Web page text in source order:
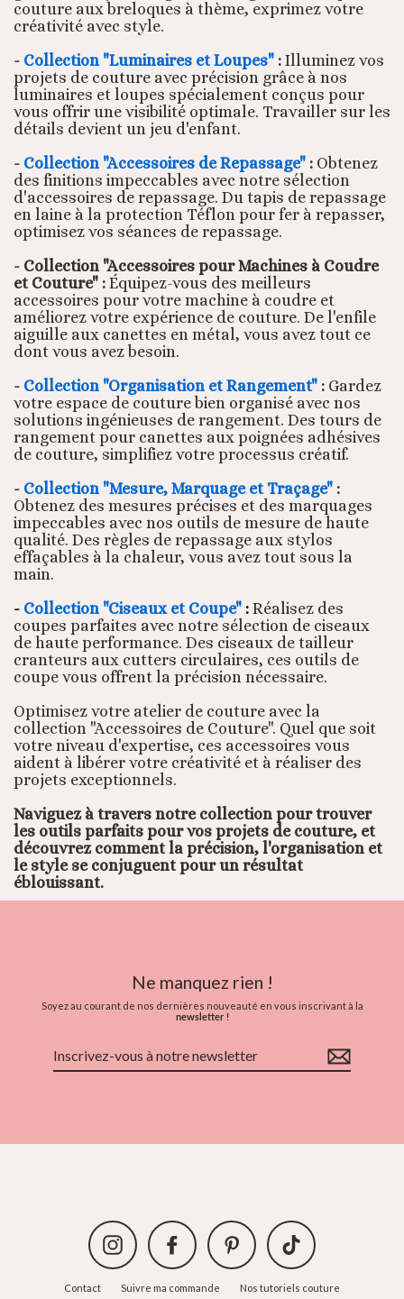
couture aux breloques à thème, exprimez votre
créativité avec style.
- Collection "Luminaires et Loupes" : Illuminez vos
projets de couture avec précision grâce à nos
luminaires et loupes spécialement conçus pour
vous offrir une visibilité optimale. Travailler sur les
détails devient un jeu d'enfant.
- Collection "Accessoires de Repassage" : Obtenez
des finitions impeccables avec notre sélection
d'accessoires de repassage. Du tapis de repassage
en laine à la protection Téflon pour fer à repasser,
optimisez vos séances de repassage.
- Collection "Accessoires pour Machines à Coudre
et Couture" : Équipez-vous des meilleurs
accessoires pour votre machine à coudre et
améliorez votre expérience de couture. De l'enfile
aiguille aux canettes en métal, vous avez tout ce
dont vous avez besoin.
- Collection "Organisation et Rangement" : Gardez
votre espace de couture bien organisé avec nos
solutions ingénieuses de rangement. Des tours de
rangement pour canettes aux poignées adhésives
de couture, simplifiez votre processus créatif.
- Collection "Mesure, Marquage et Traçage" :
Obtenez des mesures précises et des marquages
impeccables avec nos outils de mesure de haute
qualité. Des règles de repassage aux stylos
effaçables à la chaleur, vous avez tout sous la
main.
- Collection "Ciseaux et Coupe" : Réalisez des
coupes parfaites avec notre sélection de ciseaux
de haute performance. Des ciseaux de tailleur
cranteurs aux cutters circulaires, ces outils de
coupe vous offrent la précision nécessaire.
Optimisez votre atelier de couture avec la
collection "Accessoires de Couture". Quel que soit
votre niveau d'expertise, ces accessoires vous
aident à libérer votre créativité et à réaliser des
projets exceptionnels.
Naviguez à travers notre collection pour trouver
les outils parfaits pour vos projets de couture, et
découvrez comment la précision, l'organisation et
le style se conjuguent pour un résultat
éblouissant.
Ne manquez rien !
Soyez au courant de nos dernières nouveauté en vous inscrivant à la
newsletter !
Instagram Facebook Pinterest TikTok
Contact Suivre ma commande Nos tutoriels couture